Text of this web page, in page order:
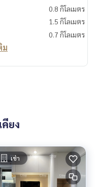
รถมอร์เตอร์ไซด์ 1 คัน🛵
0.8 กิโลเมตร
1.5 กิโลเมตร
0.7 กิโลเมตร
ม
คียง
เช่า